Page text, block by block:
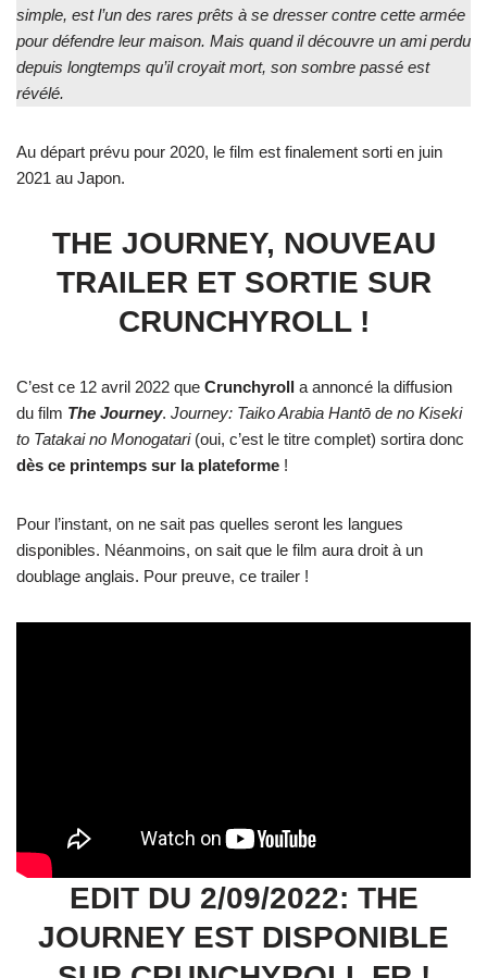
simple, est l’un des rares prêts à se dresser contre cette armée
pour défendre leur maison. Mais quand il découvre un ami perdu
depuis longtemps qu’il croyait mort, son sombre passé est
révélé.
Au départ prévu pour 2020, le film est finalement sorti en juin
2021 au Japon.
THE JOURNEY, NOUVEAU
TRAILER ET SORTIE SUR
CRUNCHYROLL !
C’est ce 12 avril 2022 que Crunchyroll
a annoncé la diffusion
du film The Journey. Journey: Taiko Arabia Hantо̄ de no Kiseki
to Tatakai no Monogatari(oui, c’est le titre complet) sortira donc
dès ce printemps sur la plateforme !
Pour l’instant, on ne sait pas quelles seront les langues
disponibles. Néanmoins, on sait que le film aura droit à un
doublage anglais. Pour preuve, ce trailer !
EDIT DU 2/09/2022: THE
JOURNEY EST DISPONIBLE